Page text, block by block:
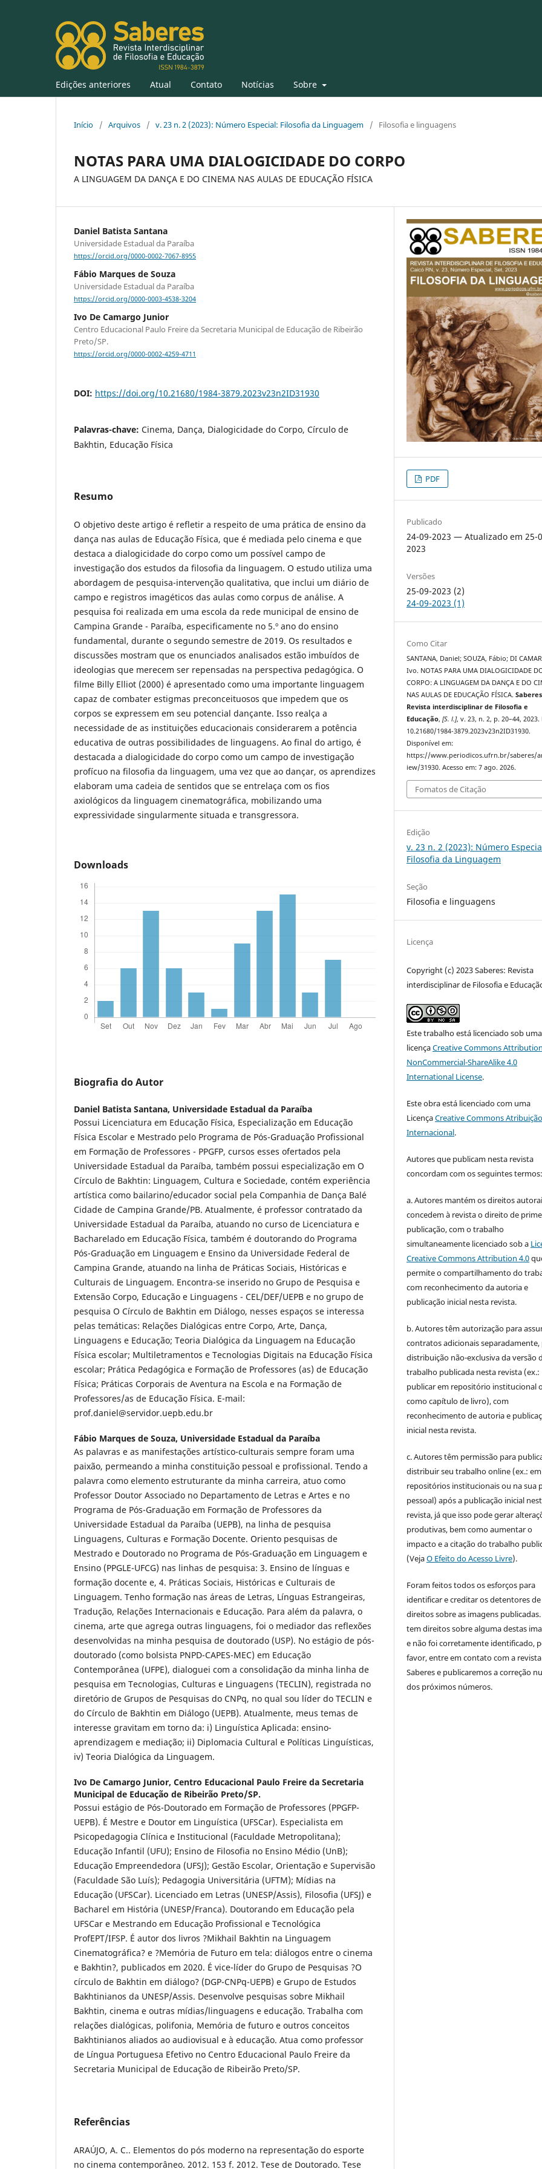
Edições anteriores Atual Contato Notícias Sobre
Início / Arquivos / v. 23 n. 2 (2023): Número Especial: Filosofia da Linguagem / Filosofia e linguagens
NOTAS PARA UMA DIALOGICIDADE DO CORPO
A LINGUAGEM DA DANÇA E DO CINEMA NAS AULAS DE EDUCAÇÃO FÍSICA
Daniel Batista Santana
Universidade Estadual da Paraíba
https://orcid.org/0000-0002-7067-8955
Fábio Marques de Souza
Universidade Estadual da Paraíba
https://orcid.org/0000-0003-4538-3204
Ivo De Camargo Junior
Centro Educacional Paulo Freire da Secretaria Municipal de Educação de Ribeirão
Preto/SP.
https://orcid.org/0000-0002-4259-4711
DOI: https://doi.org/10.21680/1984-3879.2023v23n2ID31930
Palavras-chave: Cinema, Dança, Dialogicidade do Corpo, Círculo de
Bakhtin, Educação Física
Resumo
O objetivo deste artigo é refletir a respeito de uma prática de ensino da
dança nas aulas de Educação Física, que é mediada pelo cinema e que
destaca a dialogicidade do corpo como um possível campo de
investigação dos estudos da filosofia da linguagem. O estudo utiliza uma
abordagem de pesquisa-intervenção qualitativa, que inclui um diário de
campo e registros imagéticos das aulas como corpus de análise. A
pesquisa foi realizada em uma escola da rede municipal de ensino de
Campina Grande - Paraíba, especificamente no 5.º ano do ensino
fundamental, durante o segundo semestre de 2019. Os resultados e
discussões mostram que os enunciados analisados estão imbuídos de
ideologias que merecem ser repensadas na perspectiva pedagógica. O
filme Billy Elliot (2000) é apresentado como uma importante linguagem
capaz de combater estigmas preconceituosos que impedem que os
corpos se expressem em seu potencial dançante. Isso realça a
necessidade de as instituições educacionais considerarem a potência
educativa de outras possibilidades de linguagens. Ao final do artigo, é
destacada a dialogicidade do corpo como um campo de investigação
profícuo na filosofia da linguagem, uma vez que ao dançar, os aprendizes
elaboram uma cadeia de sentidos que se entrelaça com os fios
axiológicos da linguagem cinematográfica, mobilizando uma
expressividade singularmente situada e transgressora.
Downloads
Biografia do Autor
Daniel Batista Santana, Universidade Estadual da Paraíba
Possui Licenciatura em Educação Física, Especialização em Educação
Física Escolar e Mestrado pelo Programa de Pós-Graduação Profissional
em Formação de Professores - PPGFP, cursos esses ofertados pela
Universidade Estadual da Paraíba, também possui especialização em O
Círculo de Bakhtin: Linguagem, Cultura e Sociedade, contém experiência
artística como bailarino/educador social pela Companhia de Dança Balé
Cidade de Campina Grande/PB. Atualmente, é professor contratado da
Universidade Estadual da Paraíba, atuando no curso de Licenciatura e
Bacharelado em Educação Física, também é doutorando do Programa
Pós-Graduação em Linguagem e Ensino da Universidade Federal de
Campina Grande, atuando na linha de Práticas Sociais, Históricas e
Culturais de Linguagem. Encontra-se inserido no Grupo de Pesquisa e
Extensão Corpo, Educação e Linguagens - CEL/DEF/UEPB e no grupo de
pesquisa O Círculo de Bakhtin em Diálogo, nesses espaços se interessa
pelas temáticas: Relações Dialógicas entre Corpo, Arte, Dança,
Linguagens e Educação; Teoria Dialógica da Linguagem na Educação
Física escolar; Multiletramentos e Tecnologias Digitais na Educação Física
escolar; Prática Pedagógica e Formação de Professores (as) de Educação
Física; Práticas Corporais de Aventura na Escola e na Formação de
Professores/as de Educação Física. E-mail:
prof.daniel@servidor.uepb.edu.br
Fábio Marques de Souza, Universidade Estadual da Paraíba
As palavras e as manifestações artístico-culturais sempre foram uma
paixão, permeando a minha constituição pessoal e profissional. Tendo a
palavra como elemento estruturante da minha carreira, atuo como
Professor Doutor Associado no Departamento de Letras e Artes e no
Programa de Pós-Graduação em Formação de Professores da
Universidade Estadual da Paraíba (UEPB), na linha de pesquisa
Linguagens, Culturas e Formação Docente. Oriento pesquisas de
Mestrado e Doutorado no Programa de Pós-Graduação em Linguagem e
Ensino (PPGLE-UFCG) nas linhas de pesquisa: 3. Ensino de línguas e
formação docente e, 4. Práticas Sociais, Históricas e Culturais de
Linguagem. Tenho formação nas áreas de Letras, Línguas Estrangeiras,
Tradução, Relações Internacionais e Educação. Para além da palavra, o
cinema, arte que agrega outras linguagens, foi o mediador das reflexões
desenvolvidas na minha pesquisa de doutorado (USP). No estágio de pós-
doutorado (como bolsista PNPD-CAPES-MEC) em Educação
Contemporânea (UFPE), dialoguei com a consolidação da minha linha de
pesquisa em Tecnologias, Culturas e Linguagens (TECLIN), registrada no
diretório de Grupos de Pesquisas do CNPq, no qual sou líder do TECLIN e
do Círculo de Bakhtin em Diálogo (UEPB). Atualmente, meus temas de
interesse gravitam em torno da: i) Linguística Aplicada: ensino-
aprendizagem e mediação; ii) Diplomacia Cultural e Políticas Linguísticas,
iv) Teoria Dialógica da Linguagem.
Ivo De Camargo Junior, Centro Educacional Paulo Freire da Secretaria
Municipal de Educação de Ribeirão Preto/SP.
Possui estágio de Pós-Doutorado em Formação de Professores (PPGFP-
UEPB). É Mestre e Doutor em Linguística (UFSCar). Especialista em
Psicopedagogia Clínica e Institucional (Faculdade Metropolitana);
Educação Infantil (UFU); Ensino de Filosofia no Ensino Médio (UnB);
Educação Empreendedora (UFSJ); Gestão Escolar, Orientação e Supervisão
(Faculdade São Luís); Pedagogia Universitária (UFTM); Mídias na
Educação (UFSCar). Licenciado em Letras (UNESP/Assis), Filosofia (UFSJ) e
Bacharel em História (UNESP/Franca). Doutorando em Educação pela
UFSCar e Mestrando em Educação Profissional e Tecnológica
ProfEPT/IFSP. É autor dos livros ?Mikhail Bakhtin na Linguagem
Cinematográfica? e ?Memória de Futuro em tela: diálogos entre o cinema
e Bakhtin?, publicados em 2020. É vice-líder do Grupo de Pesquisas ?O
círculo de Bakhtin em diálogo? (DGP-CNPq-UEPB) e Grupo de Estudos
Bakhtinianos da UNESP/Assis. Desenvolve pesquisas sobre Mikhail
Bakhtin, cinema e outras mídias/linguagens e educação. Trabalha com
relações dialógicas, polifonia, Memória de futuro e outros conceitos
Bakhtinianos aliados ao audiovisual e à educação. Atua como professor
de Língua Portuguesa Efetivo no Centro Educacional Paulo Freire da
Secretaria Municipal de Educação de Ribeirão Preto/SP.
Referências
ARAÚJO, A. C.. Elementos do pós moderno na representação do esporte
no cinema contemporâneo. 2012. 153 f. 2012. Tese de Doutorado. Tese
PDF
Publicado
24-09-2023 — Atualizado em 25-
2023
Versões
25-09-2023 (2)
24-09-2023 (1)
Como Citar
SANTANA, Daniel; SOUZA, Fábio; DI
Ivo. NOTAS PARA UMA DIALOGICIDADE
CORPO: A LINGUAGEM DA DANÇA E DO
NAS AULAS DE EDUCAÇÃO FÍSICA.
Revista interdisciplinar de Filosofia e
Educação,[S. l.], v. 23, n. 2, p. 20–44, 2023.
10.21680/1984-3879.2023v23n2ID31930.
Disponível em:
https://www.periodicos.ufrn.br/saberes/
iew/31930. Acesso em: 7 ago. 2026.
Fomatos de Citação
Edição
v. 23 n. 2 (2023): Número
Filosofia da Linguagem
Seção
Filosofia e linguagens
Licença
Copyright (c) 2023 Saberes: Revista
interdisciplinar de Filosofia e
Este trabalho está licenciado sob uma
licençaCreative Commons
NonCommercial-ShareAlike 4.0
International License.
Este obra está licenciado com uma
LicençaCreative Commons
Internacional.
Autores que publicam nesta revista
concordam com os seguintes termos:
a. Autores mantém os direitos
concedem à revista o direito de
publicação, com o trabalho
simultaneamente licenciado sob a
Creative Commons Attribution 4.0
permite o compartilhamento do
com reconhecimento da autoria e
publicação inicial nesta revista.
b. Autores têm autorização para
contratos adicionais separadamente,
distribuição não-exclusiva da versão
trabalho publicada nesta revista (ex.:
publicar em repositório institucional
como capítulo de livro), com
reconhecimento de autoria e
inicial nesta revista.
c. Autores têm permissão para
distribuir seu trabalho online (ex.: em
repositórios institucionais ou na sua
pessoal) após a publicação inicial
revista, já que isso pode gerar
produtivas, bem como aumentar o
impacto e a citação do trabalho
(VejaO Efeito do Acesso Livre).
Foram feitos todos os esforços para
identificar e creditar os detentores de
direitos sobre as imagens publicadas.
tem direitos sobre alguma destas
e não foi corretamente identificado,
favor, entre em contato com a revista
Saberes e publicaremos a correção
dos próximos números.